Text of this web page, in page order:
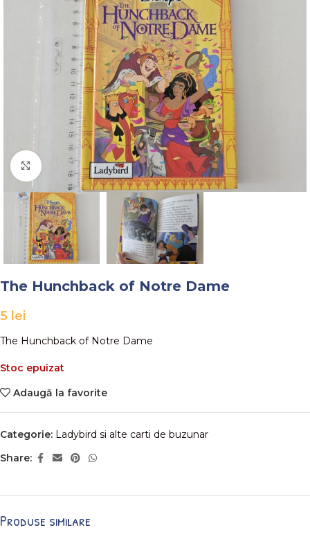
Faceți click pentru a mări
The Hunchback of Notre Dame
5 lei
The Hunchback of Notre Dame
Stoc epuizat
Adaugă la favorite
Categorie: Ladybird si alte carti de buzunar
Share:
Produse similare